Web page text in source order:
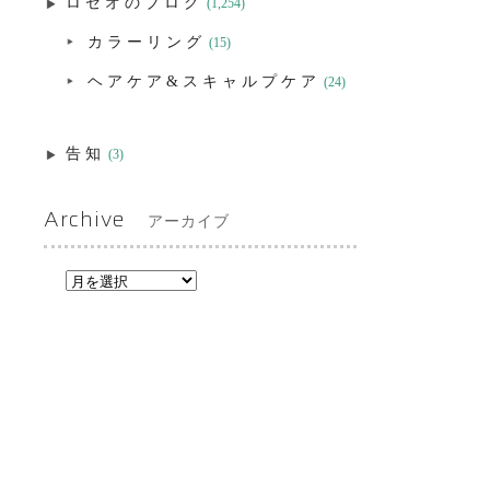
(1,254)
カラーリング (15)
ヘアケア&スキャルプケア (24)
告知 (3)
Archive アーカイブ